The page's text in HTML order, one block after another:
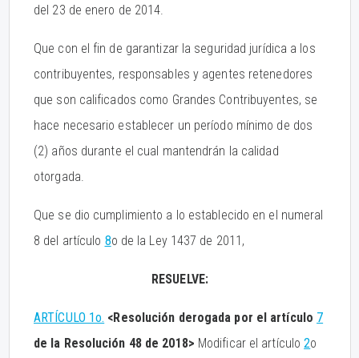
del 23 de enero de 2014.
Que con el fin de garantizar la seguridad jurídica a los
contribuyentes, responsables y agentes retenedores
que son calificados como Grandes Contribuyentes, se
hace necesario establecer un período mínimo de dos
(2) años durante el cual mantendrán la calidad
otorgada.
Que se dio cumplimiento a lo establecido en el numeral
8 del artículo 8o de la Ley 1437 de 2011,
RESUELVE:
ARTÍCULO 1o. <Resolución derogada por el artículo 7
de la Resolución 48 de 2018> Modificar el artículo2o